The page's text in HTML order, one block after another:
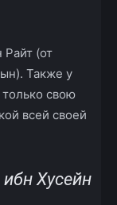
(от
Также у
свою
всей своей
Хусейн